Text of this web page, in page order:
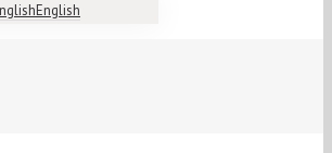
English